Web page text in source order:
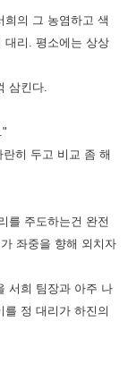
의 그 농염하고 색
대리. 평소에는 상상
삼킨다.
히 두고 비교 좀 해
를 주도하는건 완전
가 좌중을 향해 외치자
서희 팀장과 아주 나
를 정 대리가 하진의